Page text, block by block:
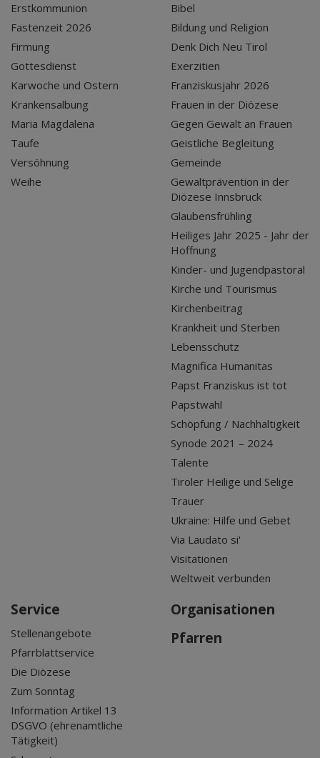
Erstkommunion
Fastenzeit 2026
Firmung
Gottesdienst
Karwoche und Ostern
Krankensalbung
Maria Magdalena
Taufe
Versöhnung
Weihe
Bibel
Bildung und Religion
Denk Dich Neu Tirol
Exerzitien
Franziskusjahr 2026
Frauen in der Diözese
Gegen Gewalt an Frauen
Geistliche Begleitung
Gemeinde
Gewaltprävention in der
Diözese Innsbruck
Glaubensfrühling
Heiliges Jahr 2025 - Jahr der
Hoffnung
Kinder- und Jugendpastoral
Kirche und Tourismus
Kirchenbeitrag
Krankheit und Sterben
Lebensschutz
Magnifica Humanitas
Papst Franziskus ist tot
Papstwahl
Schöpfung / Nachhaltigkeit
Synode 2021 – 2024
Talente
Tiroler Heilige und Selige
Trauer
Ukraine: Hilfe und Gebet
Via Laudato si'
Visitationen
Weltweit verbunden
Service
Stellenangebote
Pfarrblattservice
Die Diözese
Zum Sonntag
Information Artikel 13
DSGVO (ehrenamtliche
Tätigkeit)
Organisationen
Pfarren